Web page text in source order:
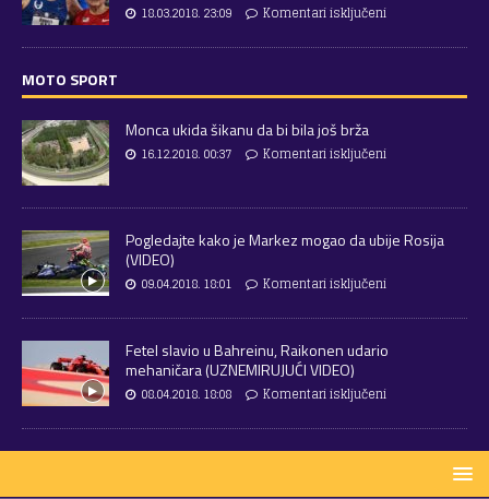
18.03.2018. 23:09 Komentari isključeni
MOTO SPORT
Monca ukida šikanu da bi bila još brža
16.12.2018. 00:37 Komentari isključeni
Pogledajte kako je Markez mogao da ubije Rosija
(VIDEO)
09.04.2018. 18:01 Komentari isključeni
Fetel slavio u Bahreinu, Raikonen udario
mehaničara (UZNEMIRUJUĆI VIDEO)
08.04.2018. 18:08 Komentari isključeni